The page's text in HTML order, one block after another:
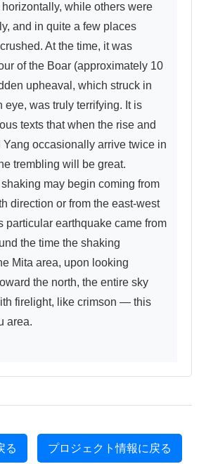
while others were
and in quite a few places
At the time, it was
of the Boar (approximately 10
upheaval, which struck in
eye, was truly terrifying. It is
texts that when the rise and
Yang occasionally arrive twice in
trembling will be great.
may begin coming from
direction or from the east-west
particular earthquake came from
the time the shaking
Mita area, upon looking
the north, the entire sky
firelight, like crimson — this
area.
る プロジェクト情報に戻る